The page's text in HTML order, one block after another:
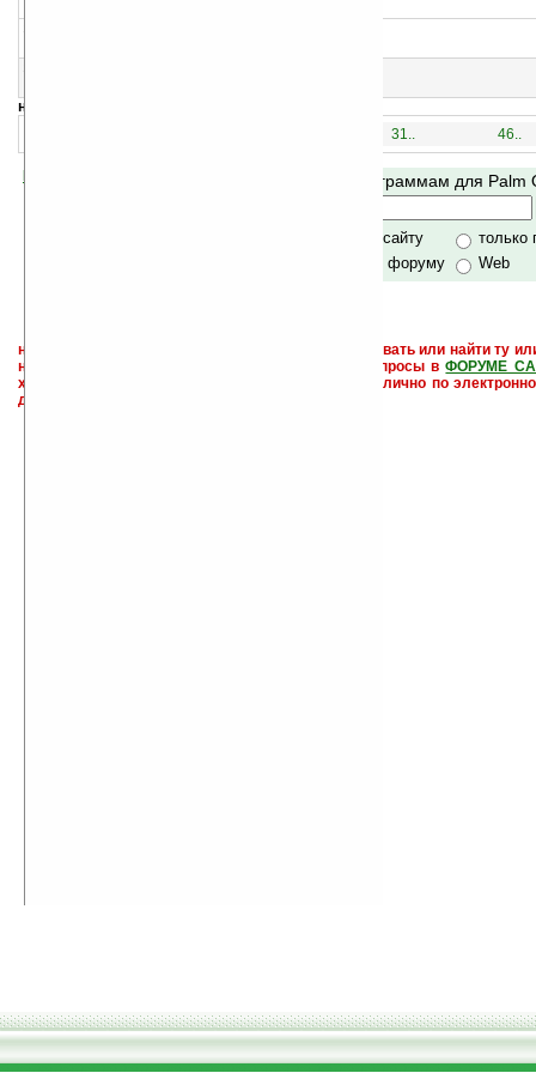
навигация:
31.. 46..
Поиск по программам для Palm
только по сайту
только
по сайту и форуму
Web
не забывайте, что если Вы не знаете как использовать или найти ту
настроить и с ней разобраться - пишите свои вопросы вФОРУМЕ
характера менеджеры разделов или автор сайта лично по
давать всем не успевают физически.